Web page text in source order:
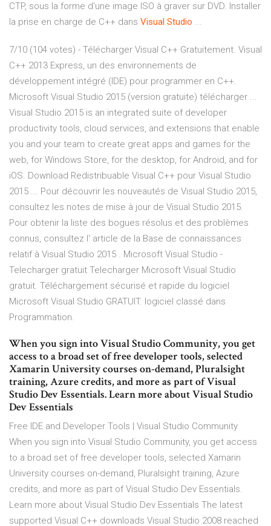
CTP, sous la forme d'une image ISO à graver sur DVD. Installer
la prise en charge de C++ dans Visual Studio ...
7/10 (104 votes) - Télécharger Visual C++ Gratuitement. Visual
C++ 2013 Express, un des environnements de
développement intégré (IDE) pour programmer en C++.
Microsoft Visual Studio 2015 (version gratuite) télécharger ...
Visual Studio 2015 is an integrated suite of developer
productivity tools, cloud services, and extensions that enable
you and your team to create great apps and games for the
web, for Windows Store, for the desktop, for Android, and for
iOS. Download Redistribuable Visual C++ pour Visual Studio
2015 ... Pour découvrir les nouveautés de Visual Studio 2015,
consultez les notes de mise à jour de Visual Studio 2015.
Pour obtenir la liste des bogues résolus et des problèmes
connus, consultez l' article de la Base de connaissances
relatif à Visual Studio 2015 . Microsoft Visual Studio -
Telecharger gratuit Telecharger Microsoft Visual Studio
gratuit. Téléchargement sécurisé et rapide du logiciel
Microsoft Visual Studio GRATUIT. logiciel classé dans
Programmation.
When you sign into Visual Studio Community, you get
access to a broad set of free developer tools, selected
Xamarin University courses on-demand, Pluralsight
training, Azure credits, and more as part of Visual
Studio Dev Essentials. Learn more about Visual Studio
Dev Essentials
Free IDE and Developer Tools | Visual Studio Community
When you sign into Visual Studio Community, you get access
to a broad set of free developer tools, selected Xamarin
University courses on-demand, Pluralsight training, Azure
credits, and more as part of Visual Studio Dev Essentials.
Learn more about Visual Studio Dev Essentials The latest
supported Visual C++ downloads Visual Studio 2008 reached